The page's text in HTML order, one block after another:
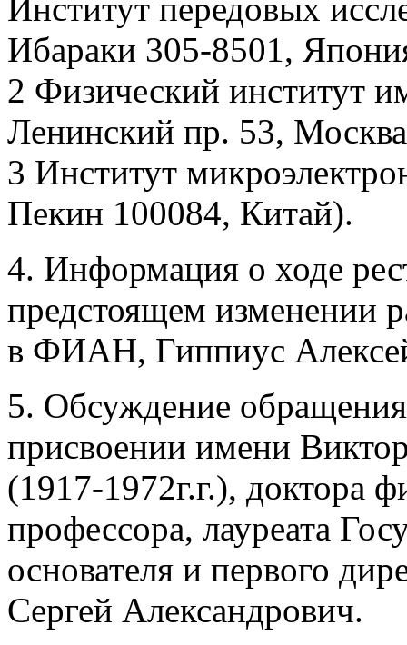
Институт передовых
Ибараки 305-8501,
2 Физический институт
Ленинский пр. 53,
3 Институт
Пекин 100084, Китай).
4. Информация о ходе
предстоящем изменении
в ФИАН, Гиппиус
5. Обсуждение
присвоении имени
(1917-1972г.г.), доктора
профессора, лауреата
основателя и первого
Сергей Александрович.